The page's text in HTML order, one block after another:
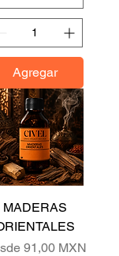
Agregar
MADERAS
91,00 MXN
de oferta